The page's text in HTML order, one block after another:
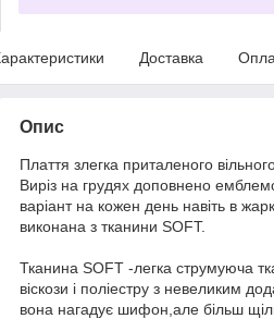
Доставка
Опис
Плаття злегка приталеного
Виріз на грудях доповнено
варіант на кожен день навіть в
виконана з тканини SOFT.
Тканина SOFT -легка струмуюча
віскози і поліестру з невеликим
вона нагадує шифон,але більш